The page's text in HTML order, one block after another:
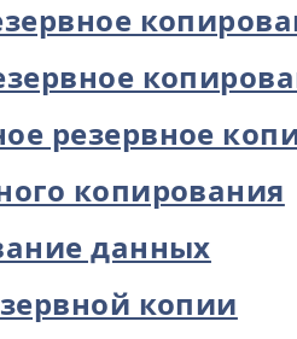
резервное
копирования
данных
копии